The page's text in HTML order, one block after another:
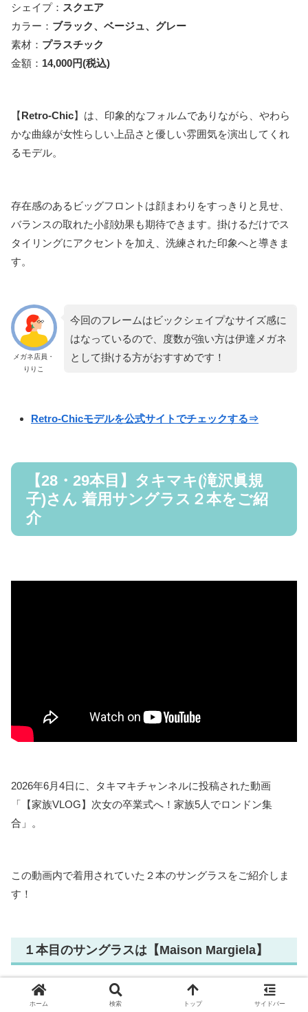
シェイプ： スクエア
カラー： ブラック、ベージュ、グレー
素材： プラスチック
金額： 14,000円(税込)
【Retro-Chic】は、印象的なフォルムでありながら、やわら
かな曲線が女性らしい上品さと優しい雰囲気を演出してくれ
るモデル。
存在感のあるビッグフロントは顔まわりをすっきりと見せ、
バランスの取れた小顔効果も期待できます。掛けるだけでス
タイリングにアクセントを加え、洗練された印象へと導きま
す。
メガネ店員・
りりこ
今回のフレームはビックシェイプなサイズ感に
はなっているので、度数が強い方は伊達メガネ
として掛ける方がおすすめです！
Retro-Chicモデルを公式サイトでチェックする⇒
【28・29本目】タキマキ(滝沢眞規
子)さん 着用サングラス２本をご紹
介
2026年6月4日に、タキマキチャンネルに投稿された動画
「【家族VLOG】次女の卒業式へ！家族5人でロンドン集
合」。
この動画内で着用されていた２本のサングラスをご紹介しま
す！
１本目のサングラスは【Maison Margiela】
ホーム 検索 トップ サイドバー